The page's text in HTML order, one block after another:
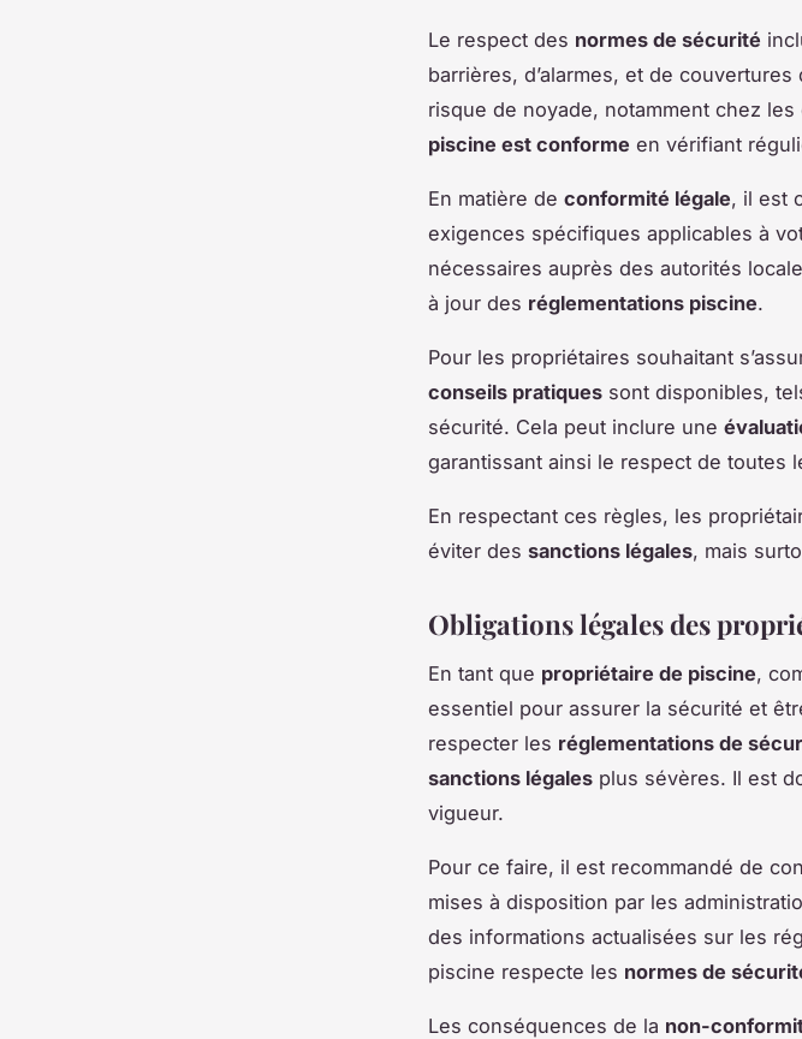
Le respect des normes de sécurité
barrières, d’alarmes, et de
risque de noyade, notamment chez les
piscine est conforme en vérifiant
En matière de conformité légale, il est
exigences spécifiques applicables à
nécessaires auprès des autorités
à jour des réglementations piscine.
Pour les propriétaires souhaitant
conseils pratiques sont disponibles,
sécurité. Cela peut inclure une
garantissant ainsi le respect de toutes
En respectant ces règles, les
éviter des sanctions légales, mais
Obligations légales des
En tant que propriétaire de piscine,
essentiel pour assurer la sécurité et
respecter les réglementations de
sanctions légales plus sévères. Il est
vigueur.
Pour ce faire, il est recommandé de
mises à disposition par les
des informations actualisées sur les
piscine respecte les normes de
Les conséquences de la non-